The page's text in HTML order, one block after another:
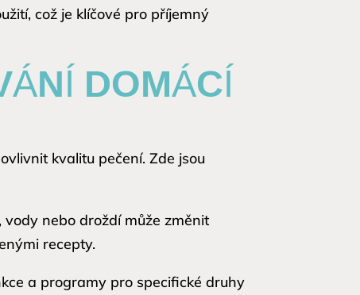
což je klíčové pro příjemný
DOMÁCÍ
kvalitu pečení. Zde jsou
nebo droždí může změnit
recepty.
a programy pro specifické druhy